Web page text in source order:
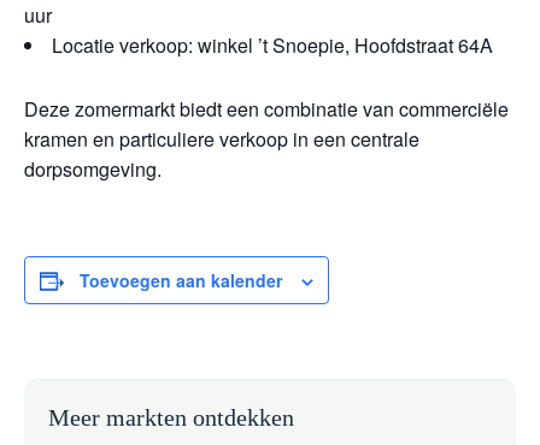
uur
Locatie verkoop: winkel ’t Snoepie, Hoofdstraat 64A
Deze zomermarkt biedt een combinatie van commerciële
kramen en particuliere verkoop in een centrale
dorpsomgeving.
Toevoegen aan kalender
Meer markten ontdekken